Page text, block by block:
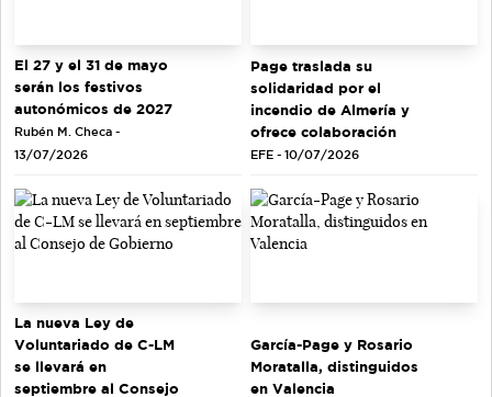
El 27 y el 31 de mayo
serán los festivos
autonómicos de 2027
Rubén M. Checa -
13/07/2026
Page traslada su
solidaridad por el
incendio de Almería y
ofrece colaboración
EFE - 10/07/2026
La nueva Ley de
Voluntariado de C-LM
se llevará en
septiembre al Consejo
García-Page y Rosario
Moratalla, distinguidos
en Valencia